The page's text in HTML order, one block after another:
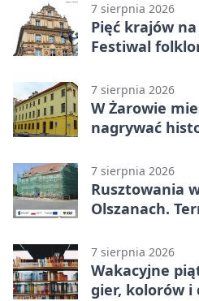
7 sierpnia 2026
Pięć krajów
Festiwal
7 sierpnia 2026
W Żarowie
nagrywać
7 sierpnia 2026
Rusztowania
Olszanach.
7 sierpnia 2026
Wakacyjne
gier, kolorów i